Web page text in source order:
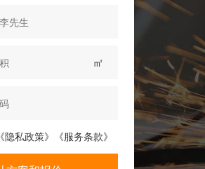
㎡
《隐私政策》 《服务条款》